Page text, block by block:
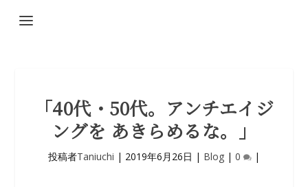
「40代・50代。アンチエイジ
ングを あきらめるな。」
投稿者Taniuchi | 2019年6月26日 | Blog | 0 |